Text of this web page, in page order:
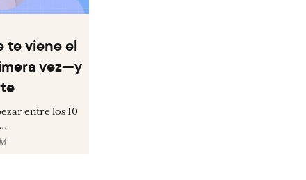
te viene el
vez—y
entre los 10